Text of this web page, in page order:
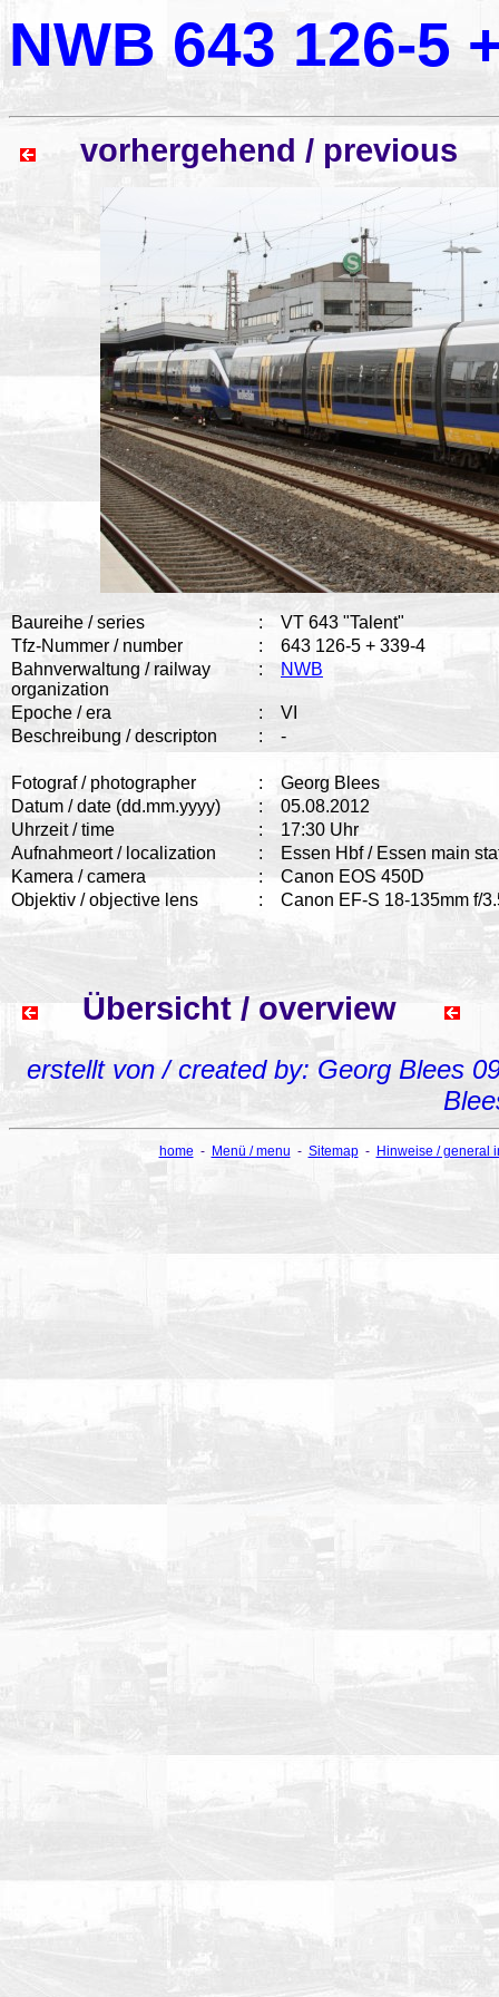
NWB 643 126-5
vorhergehend /
Baureihe / series :
VT 643 "Talent"
Tfz-Nummer / number
:
643 126-5 + 339-4
Bahnverwaltung / railway
organization
: NWB
Epoche / era :
VI
Beschreibung / descripton
: -
Fotograf / photographer :
Georg Blees
Datum / date (dd.mm.yyyy)
:
05.08.2012
Uhrzeit / time
:
17:30 Uhr
Aufnahmeort / localization
:
Essen Hbf / Essen main
Kamera / camera
:
Canon EOS 450D
Objektiv / objective lens
: Canon EF-S 18-135mm f/
Übersicht / overview
erstellt von / created by: Georg Blees
home - Menü / menu - Sitemap- Hinweise / general